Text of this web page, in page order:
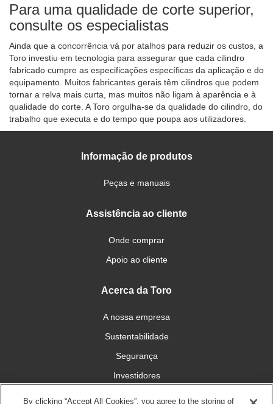
Para uma qualidade de corte superior,
consulte os especialistas
Ainda que a concorrência vá por atalhos para reduzir os custos, a
Toro investiu em tecnologia para assegurar que cada cilindro
fabricado cumpre as especificações específicas da aplicação e do
equipamento. Muitos fabricantes gerais têm cilindros que podem
tornar a relva mais curta, mas muitos não ligam à aparência e à
qualidade do corte. A Toro orgulha-se da qualidade do cilindro, do
trabalho que executa e do tempo que poupa aos utilizadores.
Informação de produtos
Peças e manuais
Assistência ao cliente
Onde comprar
Apoio ao cliente
Acerca da Toro
A nossa empresa
Sustentabilidade
Segurança
Investidores
By clicking “Accept All Cookies”, you agree to the storing of